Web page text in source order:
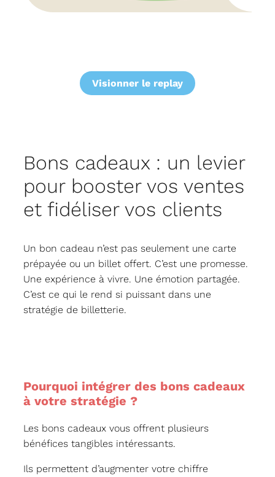
Visionner le replay
Bons cadeaux : un levier
pour booster vos ventes
et fidéliser vos clients
Un bon cadeau n’est pas seulement une carte
prépayée ou un billet offert. C’est une promesse.
Une expérience à vivre. Une émotion partagée.
C’est ce qui le rend si puissant dans une
stratégie de billetterie.
Pourquoi intégrer des bons cadeaux
à votre stratégie ?
Les bons cadeaux vous offrent plusieurs
bénéfices tangibles intéressants.
Ils permettent d’augmenter votre chiffre